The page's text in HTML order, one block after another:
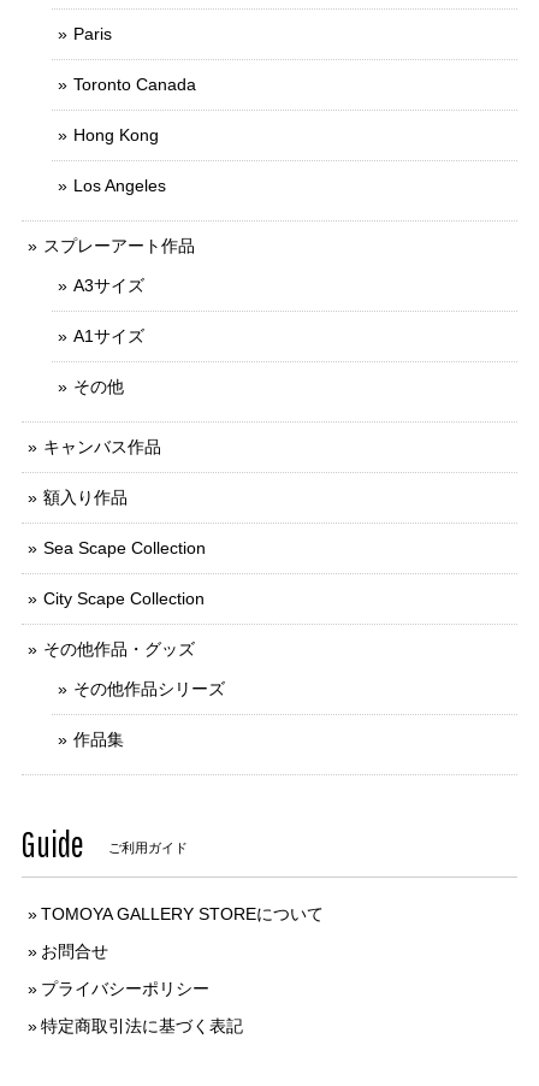
Paris
Toronto Canada
Hong Kong
Los Angeles
スプレーアート作品
A3サイズ
A1サイズ
その他
キャンバス作品
額入り作品
Sea Scape Collection
City Scape Collection
その他作品・グッズ
その他作品シリーズ
作品集
Guide ご利用ガイド
TOMOYA GALLERY STOREについて
お問合せ
プライバシーポリシー
特定商取引法に基づく表記